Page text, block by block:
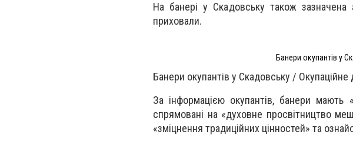
На банері у Скадовську також
приховали.
Банери окупантів у
Банери окупантів у Скадовську /
За інформацією окупантів, банери мають
спрямовані на «духовне просвітництво
«зміцнення традиційних цінностей» та